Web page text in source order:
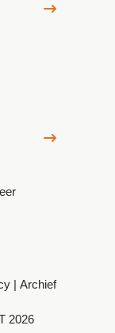
Archief
2026